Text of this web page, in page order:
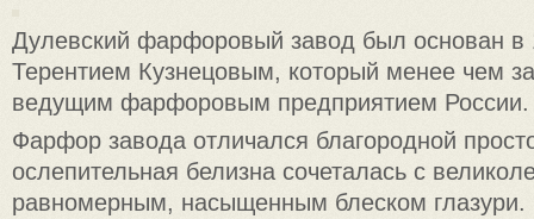
Дулевский фарфоровый завод был основан в
Терентием Кузнецовым, который менее чем
ведущим фарфоровым предприятием России.
Фарфор завода отличался благородной
ослепительная белизна сочеталась с
равномерным, насыщенным блеском глазури.